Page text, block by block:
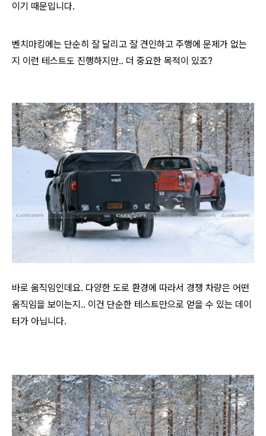
이기 때문입니다.
벤치마킹에는 단순히 잘 달리고 잘 견인하고 주행에 문제가 없는
지 이런 테스트도 진행하지만.. 더 중요한 목적이 있죠?
바로 움직임인데요. 다양한 도로 환경에 따라서 경쟁 차량은 어떤
움직임을 보이는지.. 이건 단순한 테스트만으로 얻을 수 있는 데이
터가 아닙니다.